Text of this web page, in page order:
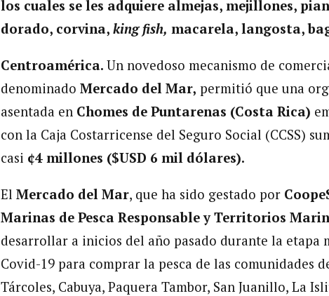
los cuales se les adquiere almejas, mejillones,
dorado, corvina, king fish, macarela, langosta,
Centroamérica. Un novedoso mecanismo de
denominado Mercado del Mar, permitió que una
asentada en Chomes de Puntarenas (Costa Rica)
con la Caja Costarricense del Seguro Social (CCSS)
casi ¢4 millones ($USD 6 mil dólares).
El Mercado del Mar, que ha sido gestado por
Marinas de Pesca Responsable y Territorios
desarrollar a inicios del año pasado durante la etapa
Covid-19 para comprar la pesca de las comunidades
Tárcoles, Cabuya, Paquera Tambor, San Juanillo, La